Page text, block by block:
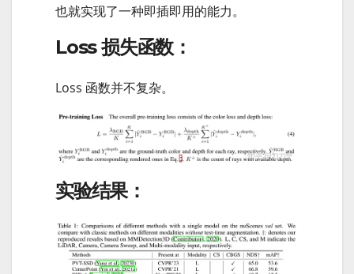
也就实现了一种即插即用的能力。
Loss 损失函数：
Loss 函数并不复杂。
实验结果：